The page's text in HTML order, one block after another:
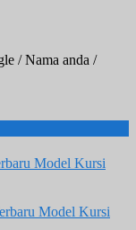
/ Nama anda /
Model Kursi
Model Kursi